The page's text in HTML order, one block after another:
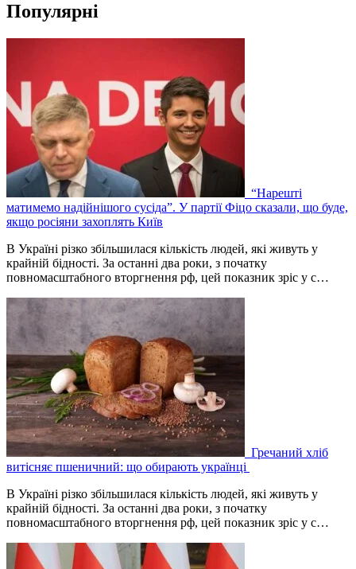
Популярні
“Нарешті
матимемо надійнішого сусіда”. У партії Фіцо сказали, що буде,
якщо росіяни захоплять Київ
В Україні різко збільшилася кількість людей, які живуть у
крайній бідності. За останні два роки, з початку
повномасштабного вторгнення рф, цей показник зріс у с…
Гречаний хліб
витісняє пшеничний: що обирають українці
В Україні різко збільшилася кількість людей, які живуть у
крайній бідності. За останні два роки, з початку
повномасштабного вторгнення рф, цей показник зріс у с…